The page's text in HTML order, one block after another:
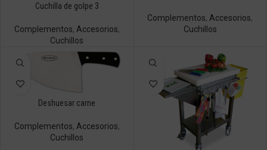
Cuchilla de golpe 3
Complementos, Accesorios,
Cuchillos
Complementos, Accesorios,
Cuchillos
Deshuesar carne
Complementos, Accesorios,
Cuchillos